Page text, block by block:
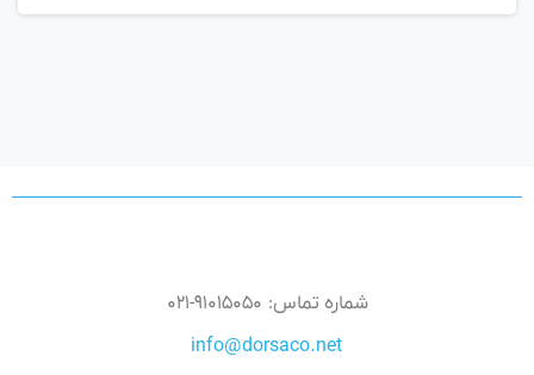
شماره تماس: ۹۱۰۱۵۰۵۰-۰۲۱